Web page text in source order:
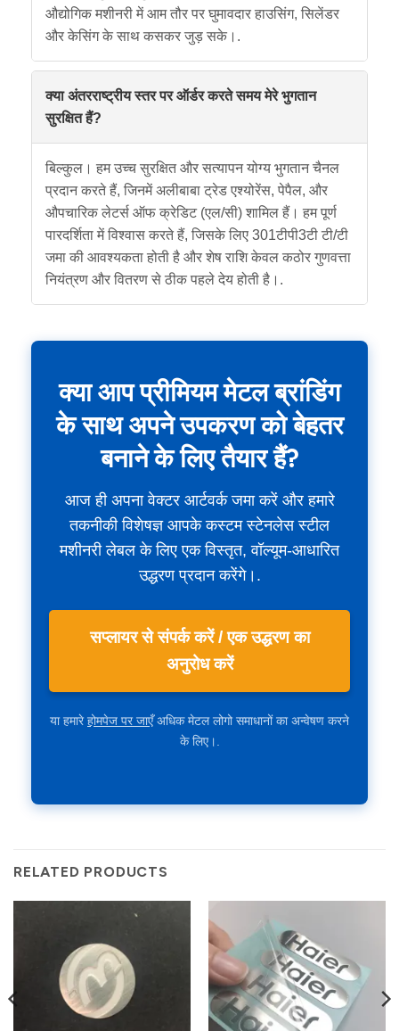
औद्योगिक मशीनरी में आम तौर पर घुमावदार हाउसिंग, सिलेंडर
और केसिंग के साथ कसकर जुड़ सके।.
क्या अंतरराष्ट्रीय स्तर पर ऑर्डर करते समय मेरे भुगतान
सुरक्षित हैं?
बिल्कुल। हम उच्च सुरक्षित और सत्यापन योग्य भुगतान चैनल
प्रदान करते हैं, जिनमें अलीबाबा ट्रेड एश्योरेंस, पेपैल, और
औपचारिक लेटर्स ऑफ क्रेडिट (एल/सी) शामिल हैं। हम पूर्ण
पारदर्शिता में विश्वास करते हैं, जिसके लिए 301टीपी3टी टी/टी
जमा की आवश्यकता होती है और शेष राशि केवल कठोर गुणवत्ता
नियंत्रण और वितरण से ठीक पहले देय होती है।.
क्या आप प्रीमियम मेटल ब्रांडिंग
के साथ अपने उपकरण को बेहतर
बनाने के लिए तैयार हैं?
आज ही अपना वेक्टर आर्टवर्क जमा करें और हमारे
तकनीकी विशेषज्ञ आपके कस्टम स्टेनलेस स्टील
मशीनरी लेबल के लिए एक विस्तृत, वॉल्यूम-आधारित
उद्धरण प्रदान करेंगे।.
सप्लायर से संपर्क करें / एक उद्धरण का
अनुरोध करें
या हमारेहोमपेज पर जाएँअधिक मेटल लोगो समाधानों का अन्वेषण करने
के लिए।.
RELATED PRODUCTS